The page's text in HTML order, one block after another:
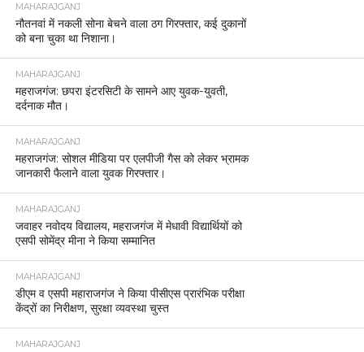
MAHARAJGANJ
नौतनवां में नकली सोना बेचने वाला ठग गिरफ्तार, कई दुकानों
को बना चुका था निशाना।
MAHARAJGANJ
महराजगंज: छपरा इंटरसिटी के सामने आए युवक-युवती,
दर्दनाक मौत।
MAHARAJGANJ
महराजगंज: सोशल मीडिया पर एलपीजी गैस को लेकर भ्रामक
जानकारी फैलाने वाला युवक गिरफ्तार।
MAHARAJGANJ
जवाहर नवोदय विद्यालय, महराजगंज में मेधावी विद्यार्थियों को
एसपी सोमेंद्र मीना ने किया सम्मानित
MAHARAJGANJ
डीएम व एसपी महाराजगंज ने किया पीसीएस प्रारंभिक परीक्षा
केंद्रों का निरीक्षण, सुरक्षा व्यवस्था चुस्त
MAHARAJGANJ